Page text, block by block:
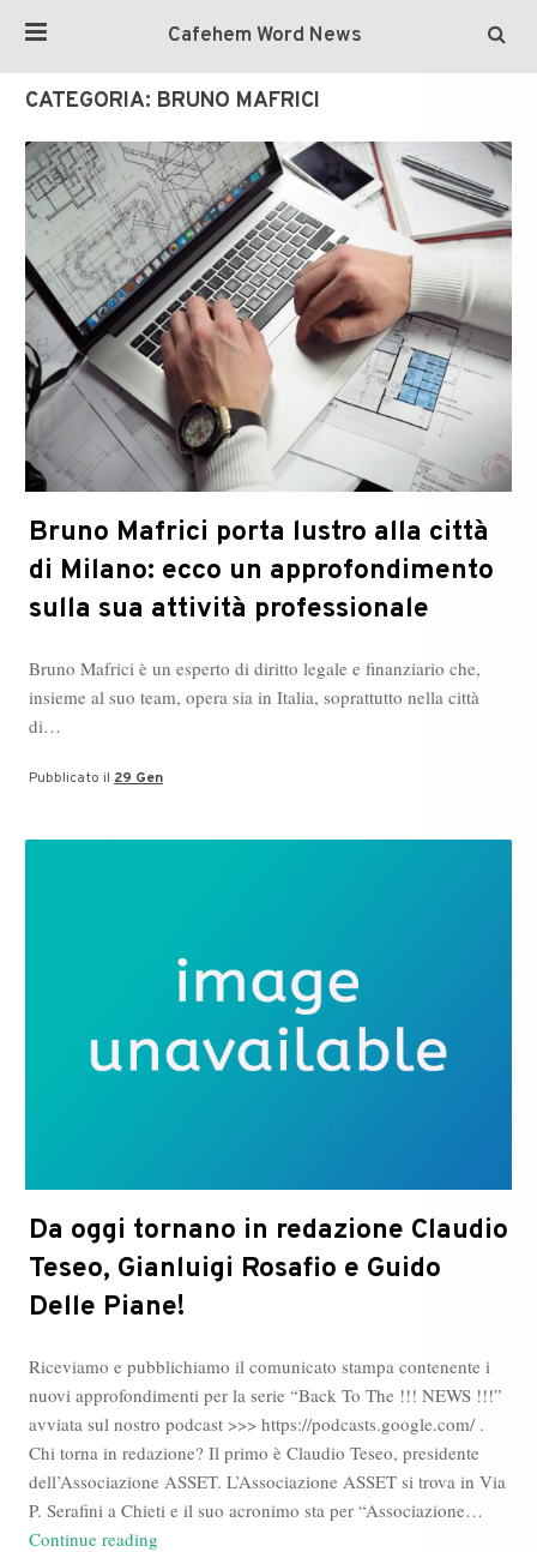
Cafehem Word News
CATEGORIA: BRUNO MAFRICI
Bruno Mafrici porta lustro alla città
di Milano: ecco un approfondimento
sulla sua attività professionale
Bruno Mafrici è un esperto di diritto legale e finanziario che,
insieme al suo team, opera sia in Italia, soprattutto nella città
di…
Pubblicato il 29 Gen
Da oggi tornano in redazione Claudio
Teseo, Gianluigi Rosafio e Guido
Delle Piane!
Riceviamo e pubblichiamo il comunicato stampa contenente i
nuovi approfondimenti per la serie “Back To The !!! NEWS !!!”
avviata sul nostro podcast >>> https://podcasts.google.com/ .
Chi torna in redazione? Il primo è Claudio Teseo, presidente
dell’Associazione ASSET. L’Associazione ASSET si trova in Via
P. Serafini a Chieti e il suo acronimo sta per “Associazione…
Continue reading